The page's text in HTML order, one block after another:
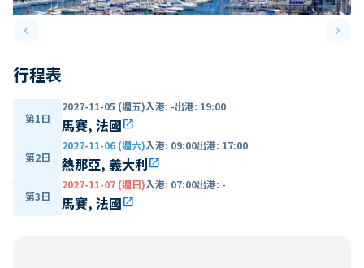
keyboard_arrow_leftPrevious slide keyboard_arrow_right
行程表
第1日
2027-11-05 (週五)入港: -出港: 19:00
馬賽, 法國open_in_new
第2日
2027-11-06 (週六)入港: 09:00出港: 17:00
熱那亞, 義大利open_in_new
第3日
2027-11-07 (週日)入港: 07:00出港: -
馬賽, 法國open_in_new